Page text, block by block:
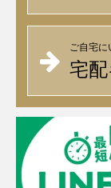
ご自宅に
宅